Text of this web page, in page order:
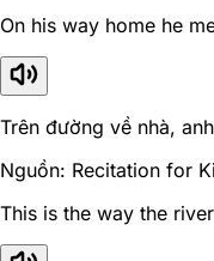
On his way home he
Trên đường về nhà,
Nguồn: Recitation for
This is the way the